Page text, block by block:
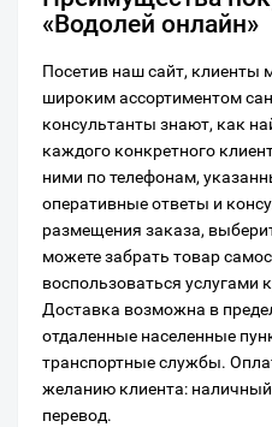
«Водолей онлайн»
Посетив наш сайт, клиенты
широким ассортиментом
консультанты знают, как
каждого конкретного
ними по телефонам,
оперативные ответы и
размещения заказа,
можете забрать товар
воспользоваться услугами
Доставка возможна в
отдаленные населенные
транспортные службы.
желанию клиента:
перевод.